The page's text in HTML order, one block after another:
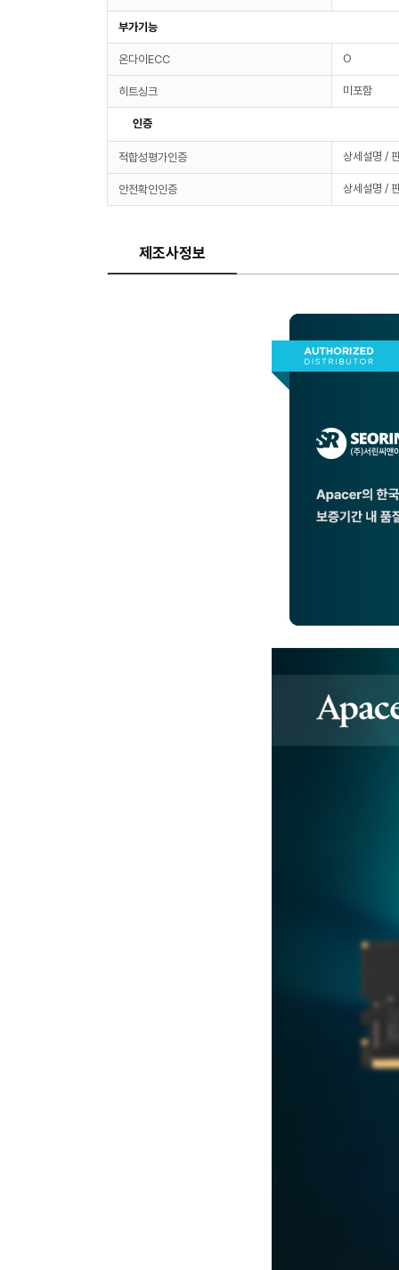
부가기능
온다이ECC O
히트싱크 미포함
인증
적합성평가인증 상세설명 /
안전확인인증 상세설명 /
제조사정보